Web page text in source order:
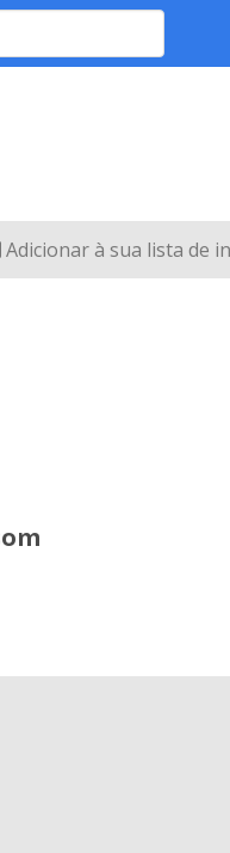
Adicionar à sua lista de